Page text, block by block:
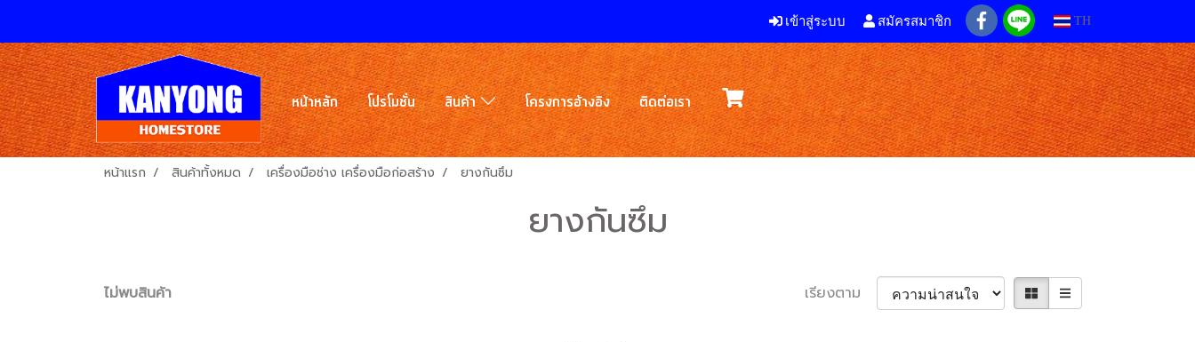
เข้าสู่ระบบ สมัครสมาชิก TH
หน้าหลัก โปรโมชั่น สินค้า โครงการอ้างอิง ติดต่อเรา
หน้าแรก สินค้าทั้งหมด เครื่องมือช่าง เครื่องมือก่อสร้าง ยางกันซึม
ยางกันซึม
ไม่พบสินค้า เรียงตาม